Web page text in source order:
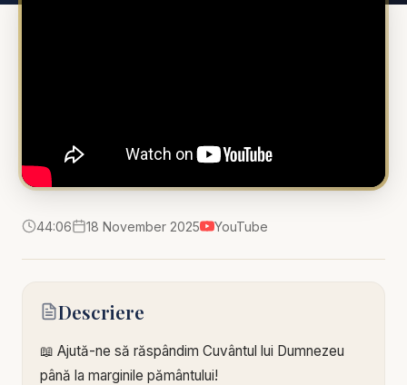
44:06 18 November 2025 YouTube
Descriere
📖 Ajută-ne să răspândim Cuvântul lui Dumnezeu
până la marginile pământului!